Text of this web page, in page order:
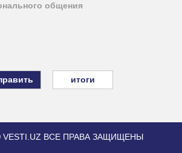
общения
итоги
ВСЕ ПРАВА ЗАЩИЩЕНЫ